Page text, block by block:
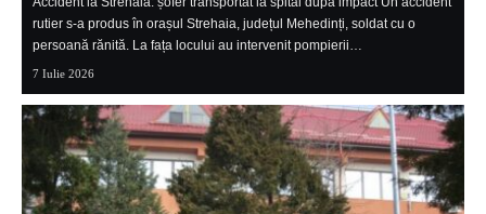
rutier s-a produs în orașul Strehaia, județul Mehedinți, soldat cu o
persoană rănită. La fața locului au intervenit pompierii…
7 Iulie 2026